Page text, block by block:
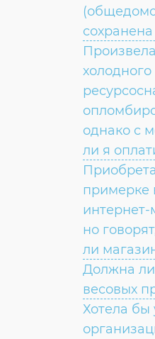
однако с
ли я
примерке
интернет-
но
ли
Должна ли
весовых
Хотела бы